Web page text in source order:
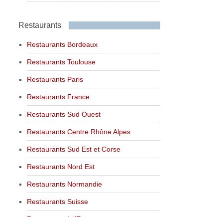
Restaurants
Restaurants Bordeaux
Restaurants Toulouse
Restaurants Paris
Restaurants France
Restaurants Sud Ouest
Restaurants Centre Rhône Alpes
Restaurants Sud Est et Corse
Restaurants Nord Est
Restaurants Normandie
Restaurants Suisse